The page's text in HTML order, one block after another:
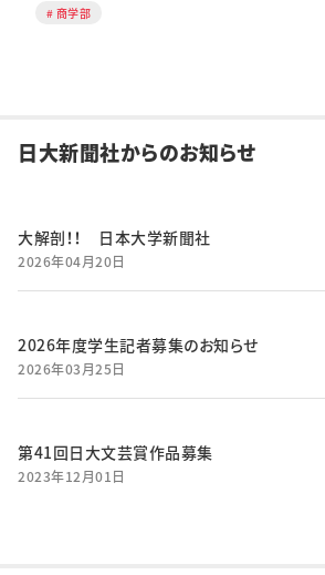
商学部
日大新聞社からのお知らせ
大解剖！！ 日本大学新聞社
2026年04月20日
2026年度学生記者募集のお知らせ
2026年03月25日
第41回日大文芸賞作品募集
2023年12月01日